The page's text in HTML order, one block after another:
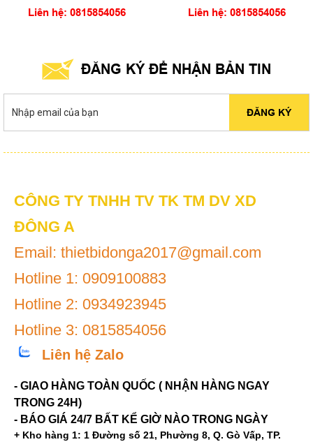
NGOÀI 1/8 - 1/2
Liên hệ: 0815854056 Liên hệ: 0815854056
ĐĂNG KÝ ĐỂ NHẬN BẢN TIN
ĐĂNG KÝ
CÔNG TY TNHH TV TK TM DV XD
ĐÔNG A
Email: thietbidonga2017@gmail.com
Hotline 1: 0909100883
Hotline 2: 0934923945
Hotline 3: 0815854056
Liên hệ Zalo
- GIAO HÀNG TOÀN QUỐC ( NHẬN HÀNG NGAY
TRONG 24H)
- BÁO GIÁ 24/7 BẤT KỂ GIỜ NÀO TRONG NGÀY
+ Kho hàng 1: 1 Đường số 21, Phường 8, Q. Gò Vấp, TP.